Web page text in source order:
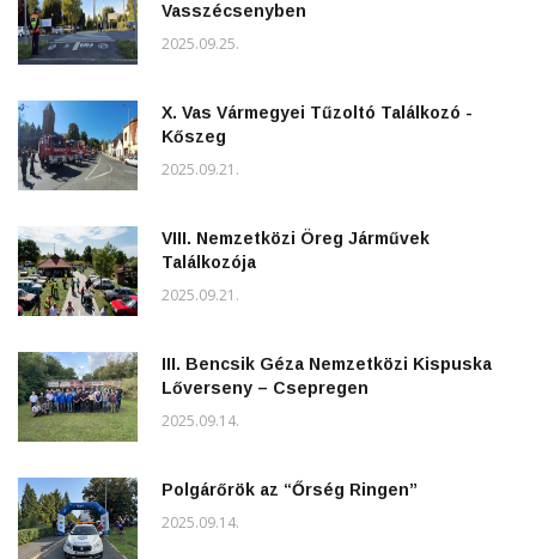
Vasszécsenyben
2025.09.25.
X. Vas Vármegyei Tűzoltó Találkozó -
Kőszeg
2025.09.21.
VIII. Nemzetközi Öreg Járművek
Találkozója
2025.09.21.
III. Bencsik Géza Nemzetközi Kispuska
Lőverseny – Csepregen
2025.09.14.
Polgárőrök az “Őrség Ringen”
2025.09.14.